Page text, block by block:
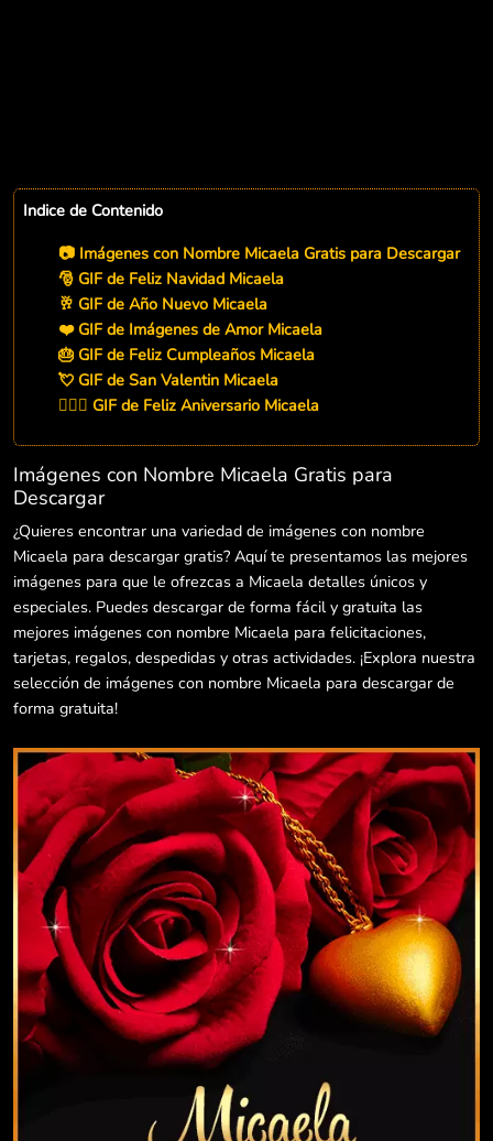
Indice de Contenido
📷 Imágenes con Nombre Micaela Gratis para Descargar
🎅 GIF de Feliz Navidad Micaela
🥂 GIF de Año Nuevo Micaela
❤️ GIF de Imágenes de Amor Micaela
🎂 GIF de Feliz Cumpleaños Micaela
💘 GIF de San Valentin Micaela
👨‍❤️‍👨 GIF de Feliz Aniversario Micaela
Imágenes con Nombre Micaela Gratis para
Descargar
¿Quieres encontrar una variedad de imágenes con nombre
Micaela para descargar gratis? Aquí te presentamos las mejores
imágenes para que le ofrezcas a Micaela detalles únicos y
especiales. Puedes descargar de forma fácil y gratuita las
mejores imágenes con nombre Micaela para felicitaciones,
tarjetas, regalos, despedidas y otras actividades. ¡Explora nuestra
selección de imágenes con nombre Micaela para descargar de
forma gratuita!